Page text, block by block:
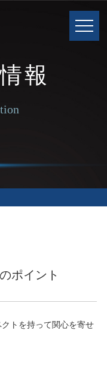
報
ポイント
トを持って関心を寄せ